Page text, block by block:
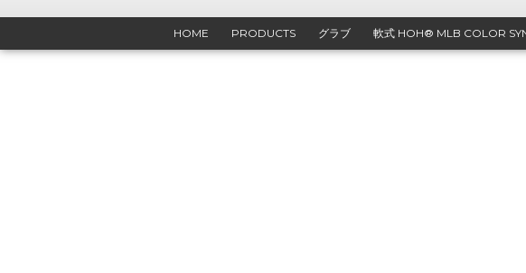
HOME PRODUCTS グラブ 軟式 HOH® MLB COLOR